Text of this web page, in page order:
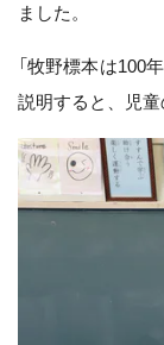
ました。
「牧野標本は100
説明すると、児童